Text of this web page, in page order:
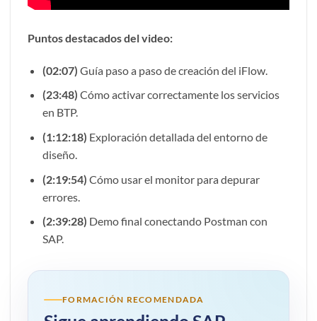
Puntos destacados del video:
(02:07) Guía paso a paso de creación del iFlow.
(23:48) Cómo activar correctamente los servicios
en BTP.
(1:12:18) Exploración detallada del entorno de
diseño.
(2:19:54) Cómo usar el monitor para depurar
errores.
(2:39:28) Demo final conectando Postman con
SAP.
FORMACIÓN RECOMENDADA